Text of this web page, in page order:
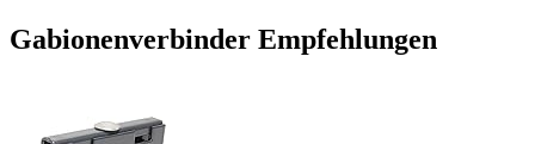
Gabionenverbinder Empfehlungen